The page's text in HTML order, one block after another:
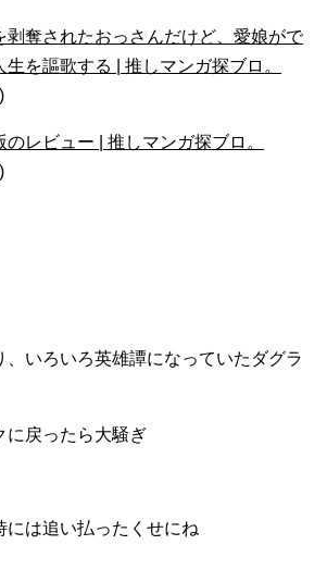
剥奪されたおっさんだけど、愛娘がで
を謳歌する | 推しマンガ探ブロ。
レビュー | 推しマンガ探ブロ。
、いろいろ英雄譚になっていたダグラ
に戻ったら大騒ぎ
には追い払ったくせにね